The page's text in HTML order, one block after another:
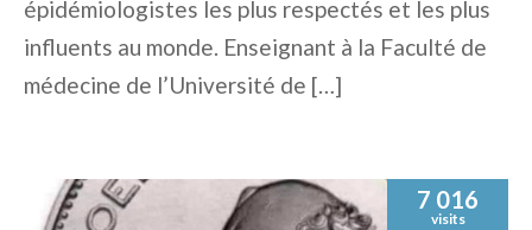
épidémiologistes les plus respectés et les plus
influents au monde. Enseignant à la Faculté de
médecine de l’Université de […]
7 016
visits